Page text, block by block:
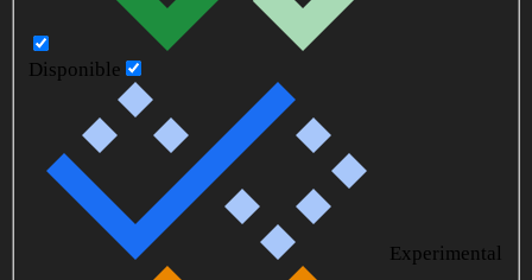
Disponible
Experimental